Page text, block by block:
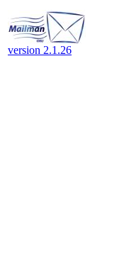
version 2.1.26